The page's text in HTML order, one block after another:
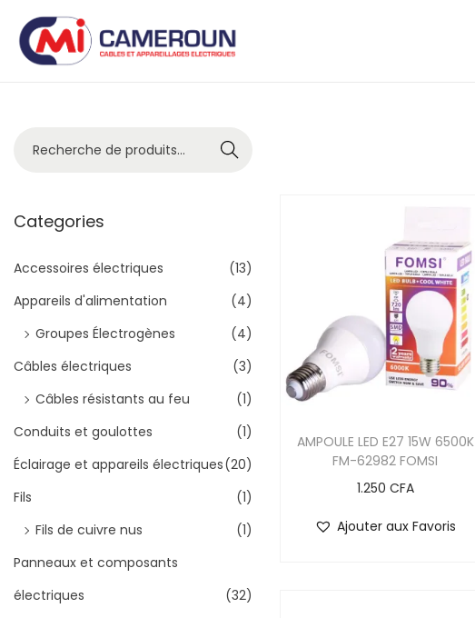
AMPOULE LED E27 15W 6500K
FM-62982 FOMSI
1.250 CFA
Ajouter aux Favoris
Recher
Categories
Accessoires électriques
(13)
Appareils d'alimentation
(4)
Groupes Électrogènes
(4)
Câbles électriques
(3)
Câbles résistants au feu
(1)
Conduits et goulottes
(1)
Éclairage et appareils électriques(20)
Fils
(1)
Fils de cuivre nus
(1)
Panneaux et composants
électriques
(32)